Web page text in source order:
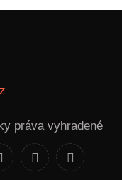
práva vyhradené